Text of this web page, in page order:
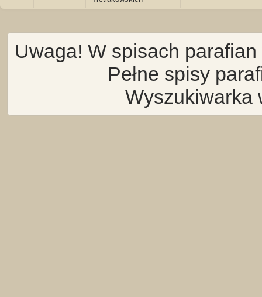
Uwaga! W spisach
Pełne spisy
Wyszukiwarka